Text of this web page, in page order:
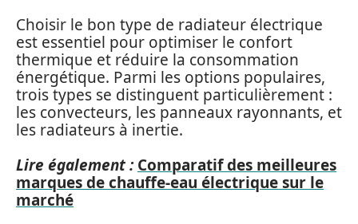
Choisir le bon type de radiateur électrique
est essentiel pour optimiser le confort
thermique et réduire la consommation
énergétique. Parmi les options populaires,
trois types se distinguent particulièrement :
les convecteurs, les panneaux rayonnants, et
les radiateurs à inertie.
Lire également : Comparatif des meilleures
marques de chauffe-eau électrique sur le
marché